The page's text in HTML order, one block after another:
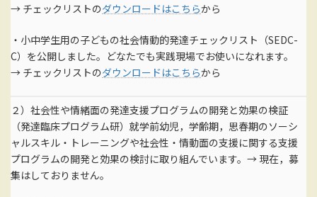
→ チェックリストのダウンロードはこちらから
・小中学生用の子どもの社会情動的発達チェックリスト（SEDC-
C）を公開しました。どなたでも実践現場でお使いになれます。
→ チェックリストのダウンロードはこちらから
２）社会性や情緒面の発達支援プログラムの開発と効果の検証
（発達臨床プログラム研）就学前幼児，学齢期，思春期のソーシ
ャルスキル・トレーニングや社会性・情動面の支援に関する支援
プログラムの開発と効果の検討に取り組んでいます。→ 現在，募
集はしておりません。